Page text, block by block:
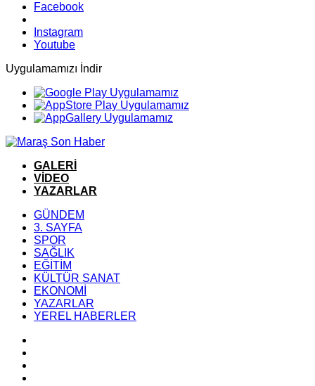
Facebook
Instagram
Youtube
Uygulamamızı İndir
GALERİ
VİDEO
YAZARLAR
GÜNDEM
3. SAYFA
SPOR
SAĞLIK
EĞİTİM
KÜLTÜR SANAT
EKONOMİ
YAZARLAR
YEREL HABERLER